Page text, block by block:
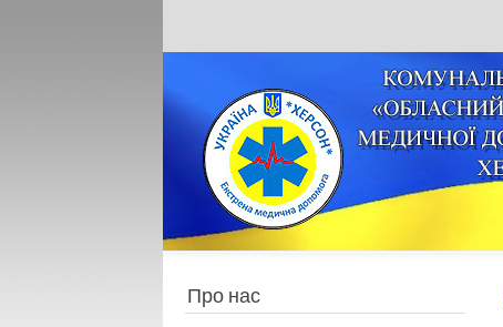
Про нас